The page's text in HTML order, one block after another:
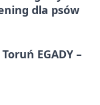
dla psów
EGADY –